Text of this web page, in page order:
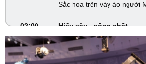
Sắc hoa trên váy áo người
02:00
Hiểu sâu - sống chất
Chơi sinh vật cảnh - Đừng
02:30
Khám phá Việt Nam